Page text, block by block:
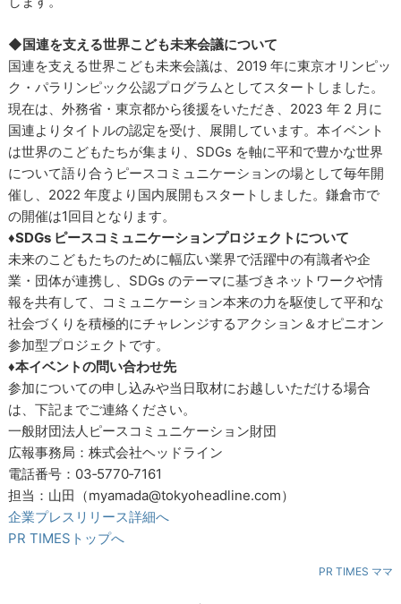
◆国連を支える世界こども未来会議について
国連を支える世界こども未来会議は、2019 年に東京オリンピッ
ク・パラリンピック公認プログラムとしてスタートしました。
現在は、外務省・東京都から後援をいただき、2023 年 2 月に
国連よりタイトルの認定を受け、展開しています。本イベント
は世界のこどもたちが集まり、SDGs を軸に平和で豊かな世界
について語り合うピースコミュニケーションの場として毎年開
催し、2022 年度より国内展開もスタートしました。鎌倉市で
の開催は1回目となります。
♦SDGs ピースコミュニケーションプロジェクトについて
未来のこどもたちのために幅広い業界で活躍中の有識者や企
業・団体が連携し、SDGs のテーマに基づきネットワークや情
報を共有して、コミュニケーション本来の力を駆使して平和な
社会づくりを積極的にチャレンジするアクション＆オピニオン
参加型プロジェクトです。
♦本イベントの問い合わせ先
参加についての申し込みや当日取材にお越しいただける場合
は、下記までご連絡ください。
一般財団法人ピースコミュニケーション財団
広報事務局：株式会社ヘッドライン
電話番号：03‐5770‐7161
担当：山田（myamada@tokyoheadline.com）
企業プレスリリース詳細へ
PR TIMESトップへ
PR TIMES ママ